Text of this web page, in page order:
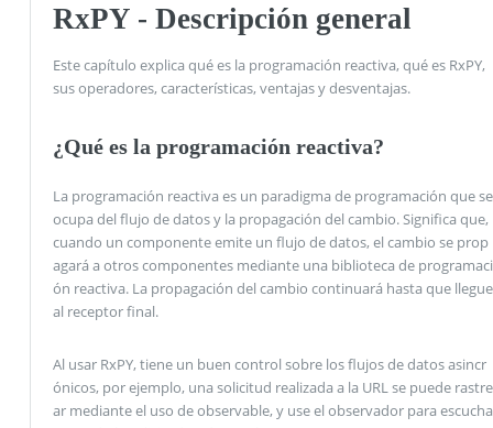
RxPY - Descripción general
Este capítulo explica qué es la programación reactiva, qué es RxPY,
sus operadores, características, ventajas y desventajas.
¿Qué es la programación reactiva?
La programación reactiva es un paradigma de programación que se
ocupa del flujo de datos y la propagación del cambio. Significa que,
cuando un componente emite un flujo de datos, el cambio se prop
agará a otros componentes mediante una biblioteca de programaci
ón reactiva. La propagación del cambio continuará hasta que llegue
al receptor final.
Al usar RxPY, tiene un buen control sobre los flujos de datos asincr
ónicos, por ejemplo, una solicitud realizada a la URL se puede rastre
ar mediante el uso de observable, y use el observador para escucha